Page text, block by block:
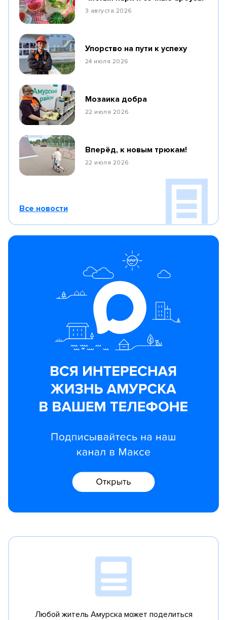
3 августа 2026
Упорство на пути к успеху
24 июля 2026
Мозаика добра
22 июля 2026
Вперёд, к новым трюкам!
22 июля 2026
Все новости
Любой житель Амурска может поделиться